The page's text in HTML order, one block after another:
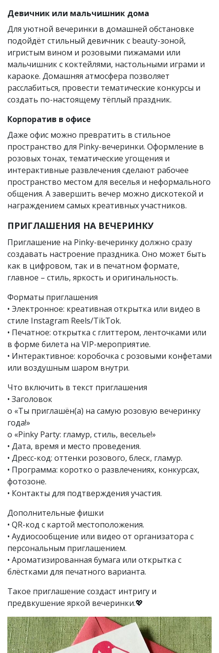
Девичник или мальчишник дома
Для уютной вечеринки в домашней обстановке
подойдёт стильный девичник с beauty-зоной,
игристым вином и розовыми пижамами или
мальчишник с коктейлями, настольными играми и
караоке. Домашняя атмосфера позволяет
расслабиться, провести тематические конкурсы и
создать по-настоящему тёплый праздник.
Корпоратив в офисе
Даже офис можно превратить в стильное
пространство для Pinky-вечеринки. Оформление в
розовых тонах, тематические угощения и
интерактивные развлечения сделают рабочее
пространство местом для веселья и неформального
общения. А завершить вечер можно дискотекой и
награждением самых креативных участников.
ПРИГЛАШЕНИЯ НА ВЕЧЕРИНКУ
Приглашение на Pinky-вечеринку должно сразу
создавать настроение праздника. Оно может быть
как в цифровом, так и в печатном формате,
главное – стиль, яркость и оригинальность.
Форматы приглашения
• Электронное: креативная открытка или видео в
стиле Instagram Reels/TikTok.
• Печатное: открытка с глиттером, ленточками или
в форме билета на VIP-мероприятие.
• Интерактивное: коробочка с розовыми конфетами
или воздушным шаром внутри.
Что включить в текст приглашения
• Заголовок
o «Ты приглашён(а) на самую розовую вечеринку
года!»
o «Pinky Party: гламур, стиль, веселье!»
• Дата, время и место проведения.
• Дресс-код: оттенки розового, блеск, гламур.
• Программа: коротко о развлечениях, конкурсах,
фотозоне.
• Контакты для подтверждения участия.
Дополнительные фишки
• QR-код с картой местоположения.
• Аудиосообщение или видео от организатора с
персональным приглашением.
• Ароматизированная бумага или открытка с
блёстками для печатного варианта.
Такое приглашение создаст интригу и
предвкушение яркой вечеринки.💖